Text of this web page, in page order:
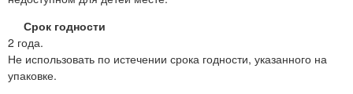
Срок годности
2 года.
Не использовать по истечении срока годности, указанного на
упаковке.